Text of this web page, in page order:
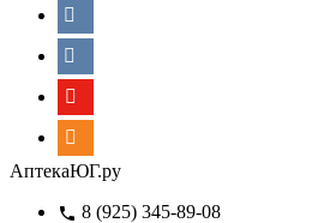
АптекаЮГ.ру
8 (925) 345-89-08